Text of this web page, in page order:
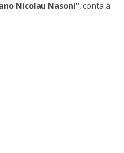
Nicolau Nasoni”, conta à